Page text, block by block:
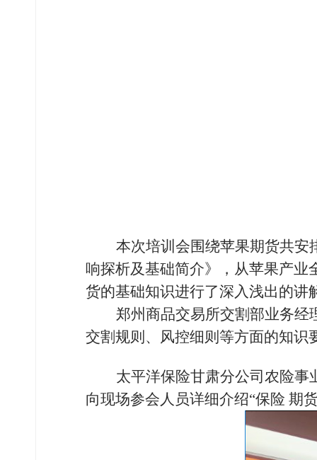
本次培训会围绕苹果期货共安
响探析及基础简介》，从苹果产业
货的基础知识进行了深入浅出的讲
郑州商品交易所交割部业务经
交割规则、风控细则等方面的知识
太平洋保险甘肃分公司农险
向现场参会人员详细介绍“保险 期